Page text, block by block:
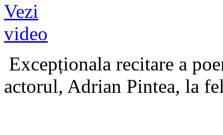
Excepționala recitare a
actorul, Adrian Pintea, la